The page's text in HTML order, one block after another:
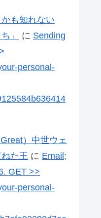
かも知れない
」
に Sending
personal-
）中世ウェ
た王 に Email;
GET >>
personal-